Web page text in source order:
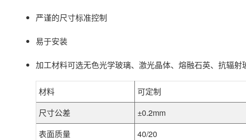
严谨的尺寸标准控制
易于安装
加工材料可选无色光学玻璃、激光晶体、熔融石英、抗辐射
材料
可定制
尺寸公差
±0.2mm
表面质量
40/20